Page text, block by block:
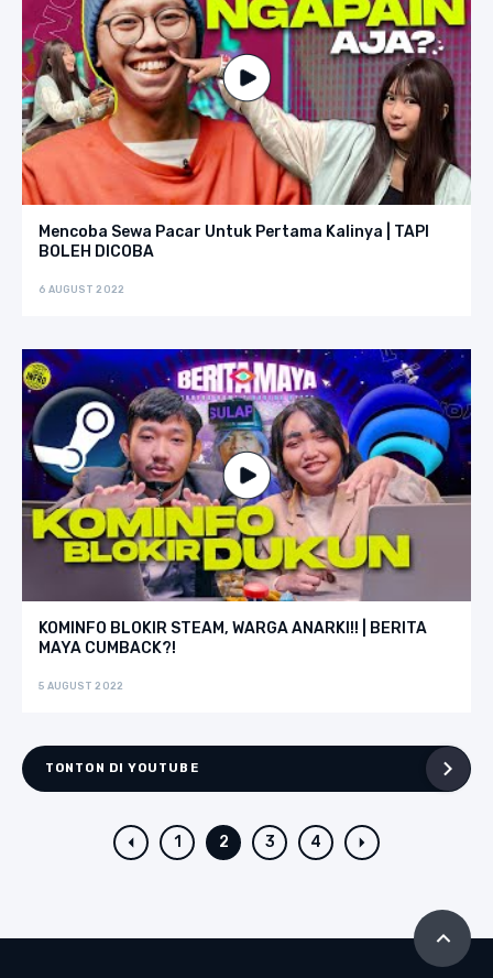
Mencoba Sewa Pacar Untuk Pertama Kalinya | TAPI
BOLEH DICOBA
6 AUGUST 2022
KOMINFO BLOKIR STEAM, WARGA ANARKI!! | BERITA
MAYA CUMBACK?!
5 AUGUST 2022
TONTON DI YOUTUBE
1 2 3 4